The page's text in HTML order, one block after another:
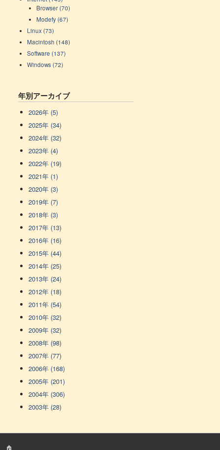
Browser (70)
Modefy (67)
Linux (73)
Macintosh (148)
Software (137)
Windows (72)
年別アーカイブ
2026年 (5)
2025年 (34)
2024年 (32)
2023年 (4)
2022年 (19)
2021年 (1)
2020年 (3)
2019年 (7)
2018年 (3)
2017年 (13)
2016年 (16)
2015年 (44)
2014年 (25)
2013年 (24)
2012年 (18)
2011年 (54)
2010年 (32)
2009年 (32)
2008年 (98)
2007年 (77)
2006年 (168)
2005年 (201)
2004年 (306)
2003年 (28)
🏠